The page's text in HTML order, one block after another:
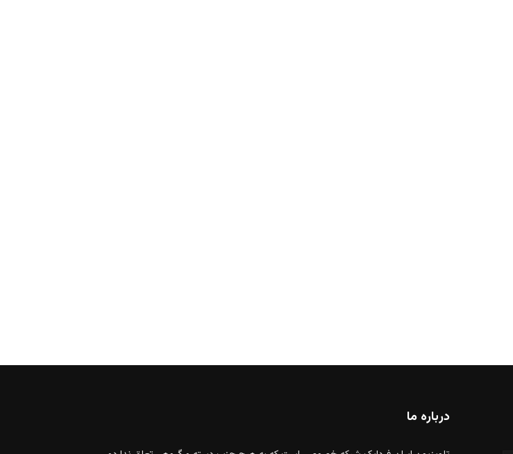
درباره ما